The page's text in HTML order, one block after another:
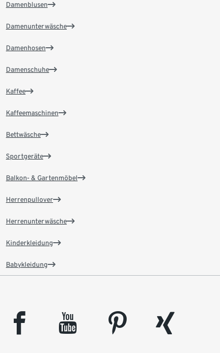
Damenblusen
Damenunterwäsche
Damenhosen
Damenschuhe
Kaffee
Kaffeemaschinen
Bettwäsche
Sportgeräte
Balkon- & Gartenmöbel
Herrenpullover
Herrenunterwäsche
Kinderkleidung
Babykleidung
facebook youtube pinterest
xing